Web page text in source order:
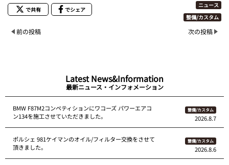
で共有 でシェア
ニュース
整備/カスタム
前の投稿 次の投稿
Latest News&Information
最新ニュース・インフォメーション
BMW F87M2コンペティションにワコーズ パワーエアコ
ン134を施工させていただきました。
整備/カスタム
2026.8.7
ポルシェ 981ケイマンのオイル/フィルター交換をさせて
頂きました。
整備/カスタム
2026.8.6